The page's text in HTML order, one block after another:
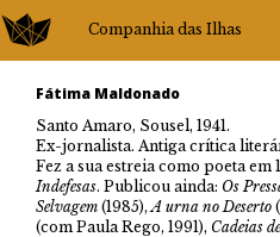
Companhia das Ilhas
Fátima Maldonado
Santo Amaro, Sousel, 1941.
Ex-jornalista. Antiga crítica
Fez a sua estreia como poeta em
Indefesas. Publicou ainda: Os
Selvagem (1985),A urna no Deserto
(com Paula Rego, 1991), Cadeias